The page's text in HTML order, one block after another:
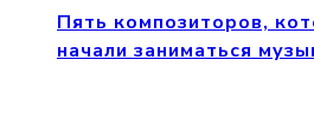
Пять композиторов,
начали заниматься